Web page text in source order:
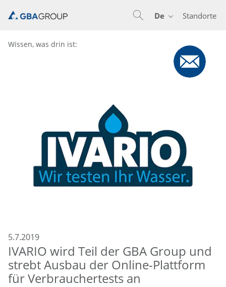
Standorte
De
Wissen, was drin ist:
5.7.2019
IVARIO wird Teil der GBA Group und
strebt Ausbau der Online-Plattform
für Verbrauchertests an